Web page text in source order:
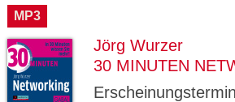
MP3
Jörg Wurzer
30 MINUTEN